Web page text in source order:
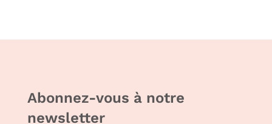
Abonnez-vous à notre
newsletter